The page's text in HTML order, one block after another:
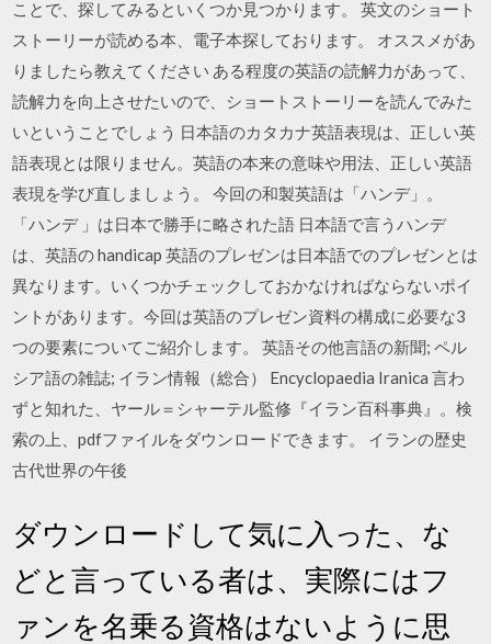
ことで、探してみるといくつか見つかります。 英文のショート
ストーリーが読める本、電子本探しております。 オススメがあ
りましたら教えてください ある程度の英語の読解力があって、
読解力を向上させたいので、ショートストーリーを読んでみた
いということでしょう 日本語のカタカナ英語表現は、正しい英
語表現とは限りません。英語の本来の意味や用法、正しい英語
表現を学び直しましょう。 今回の和製英語は「ハンデ」。
「ハンデ 」は日本で勝手に略された語 日本語で言うハンデ
は、英語の handicap 英語のプレゼンは日本語でのプレゼンとは
異なります。いくつかチェックしておかなければならないポイ
ントがあります。今回は英語のプレゼン資料の構成に必要な3
つの要素についてご紹介します。 英語その他言語の新聞; ペル
シア語の雑誌; イラン情報（総合） Encyclopaedia Iranica 言わ
ずと知れた、ヤール＝シャーテル監修『イラン百科事典』。検
索の上、pdfファイルをダウンロードできます。 イランの歴史
古代世界の午後
ダウンロードして気に入った、な
どと言っている者は、実際にはフ
ァンを名乗る資格はないように思